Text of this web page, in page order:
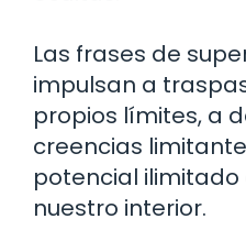
Las frases de
impulsan a
propios límites, a
creencias
potencial ilimitado
nuestro interior.